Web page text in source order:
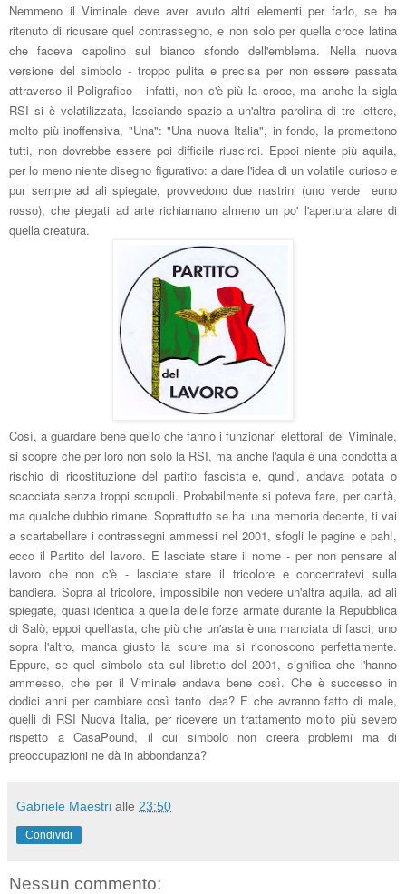
Nemmeno il Viminale deve aver avuto altri elementi per farlo, se ha
ritenuto di ricusare quel contrassegno, e non solo per quella croce latina
che faceva capolino sul bianco sfondo dell'emblema. Nella nuova
versione del simbolo - troppo pulita e precisa per non essere passata
attraverso il Poligrafico - infatti, non c'è più la croce, ma anche la sigla
RSI si è volatilizzata, lasciando spazio a un'altra parolina di tre lettere,
molto più inoffensiva, "Una": "Una nuova Italia", in fondo, la promettono
tutti, non dovrebbe essere poi difficile riuscirci. Eppoi niente più aquila,
per lo meno niente disegno figurativo: a dare l'idea di un volatile curioso e
pur sempre ad ali spiegate, provvedono due nastrini (uno verde euno
rosso), che piegati ad arte richiamano almeno un po' l'apertura alaredi
quella creatura.
Così, a guardare bene quello che fanno i funzionari elettorali del Viminale,
si scopre che per loro non solo la RSI, ma anche l'aqula è una condotta a
rischio di ricostituzione del partito fascista e, qundi, andava potata o
scacciata senza troppi scrupoli. Probabilmente si poteva fare, per carità,
ma qualche dubbio rimane. Soprattutto se hai una memoria decente, ti vai
a scartabellare i contrassegni ammessi nel 2001, sfogli le pagine e pah!,
ecco il Partito del lavoro. E lasciate stare il nome - per non pensare al
lavoro che non c'è - lasciate stare il tricolore e concertratevi sulla
bandiera. Sopra al tricolore, impossibile non vedere un'altra aquila, ad ali
spiegate, quasi identica a quella delle forze armate durante la Repubblica
di Salò; eppoi quell'asta, che più che un'asta è una manciata di fasci, uno
sopra l'altro, manca giusto la scure ma si riconoscono perfettamente.
Eppure, se quel simbolo sta sul libretto del 2001, significa che l'hanno
ammesso, che per il Viminale andava bene così. Che è successo in
dodici anni per cambiare così tanto idea? E che avranno fatto di male,
quelli di RSI Nuova Italia, per ricevere un trattamento molto più severo
rispetto a CasaPound, il cui simbolo non creerà problemi ma di
preoccupazioni ne dà in abbondanza?
Gabriele Maestri alle 23:50
Condividi
Nessun commento: